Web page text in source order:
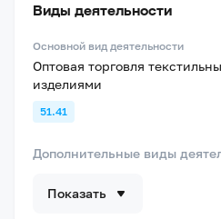
Виды деятельности
Основной вид деятельности
Оптовая торговля
изделиями
51.41
Дополнительные виды
Показать